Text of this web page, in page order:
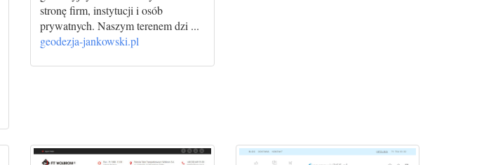
stronę firm, instytucji i osób
prywatnych. Naszym terenem dzi ...
geodezja-jankowski.pl